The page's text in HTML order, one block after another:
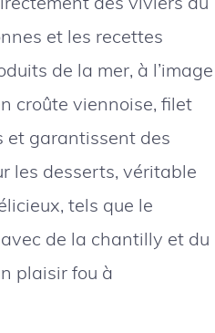
et les recettes
de la mer, à l’image
croûte viennoise, filet
et garantissent des
les desserts, véritable
tels que le
de la chantilly et du
plaisir fou à